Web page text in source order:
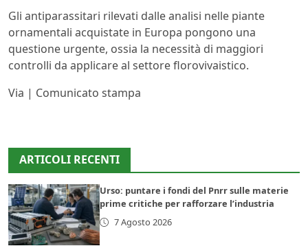
Gli antiparassitari rilevati dalle analisi nelle piante
ornamentali acquistate in Europa pongono una
questione urgente, ossia la necessità di maggiori
controlli da applicare al settore florovivaistico.
Via | Comunicato stampa
ARTICOLI RECENTI
Urso: puntare i fondi del Pnrr sulle materie
prime critiche per rafforzare l’industria
7 Agosto 2026